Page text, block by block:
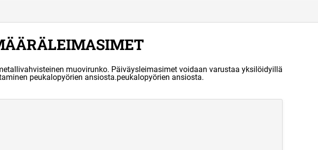
muovirunko. Päiväysleimasimet voidaan varustaa yksilöidyillä
peukalopyörien ansiosta.peukalopyörien ansiosta.